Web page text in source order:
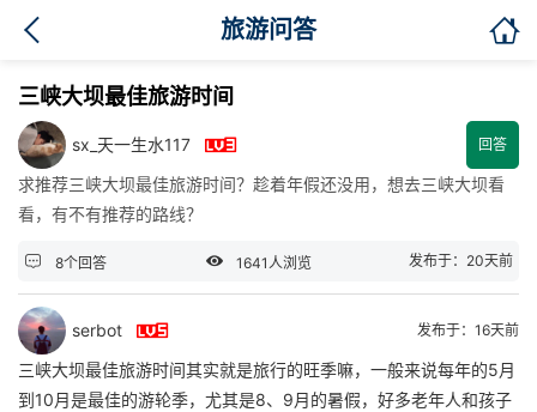
旅游问答 
三峡大坝最佳旅游时间
sx_天一生水117  回答
求推荐三峡大坝最佳旅游时间？趁着年假还没用，想去三峡大坝看
看，有不有推荐的路线？
 8个回答  1641人浏览 发布于：20天前
serbot  发布于：16天前
三峡大坝最佳旅游时间其实就是旅行的旺季嘛，一般来说每年的5月
到10月是最佳的游轮季，尤其是8、9月的暑假，好多老年人和孩子